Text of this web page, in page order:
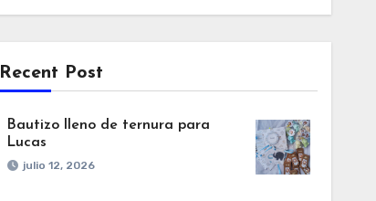
Recent Post
Bautizo lleno de ternura para
Lucas
julio 12, 2026